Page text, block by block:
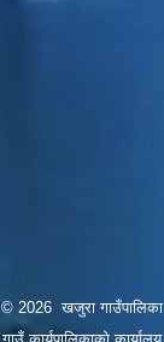
© 2026 खजुरा गाउँपालिका